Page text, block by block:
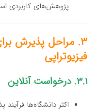
پژوهش‌های کاربردی
۳. مراحل پذیرش
فیزیوتراپی
۳.۱. درخواست آنلاین
اکثر دانشگاه‌ها فرآیند